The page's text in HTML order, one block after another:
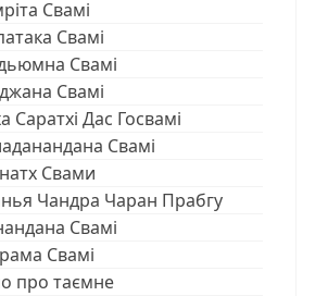
Свамі
Свамі
Свамі
Свамі
Саратхі Дас Госвамі
Свамі
Свами
Чандра Чаран Прабгу
Свамі
Свамі
про таємне